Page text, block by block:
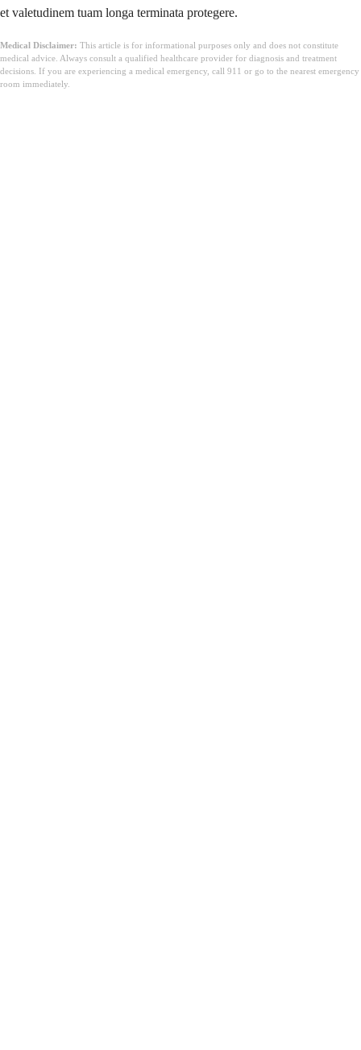
et valetudinem tuam longa terminata protegere.
Medical Disclaimer: This article is for informational purposes only and does not constitute
medical advice. Always consult a qualified healthcare provider for diagnosis and treatment
decisions. If you are experiencing a medical emergency, call 911 or go to the nearest emergency
room immediately.